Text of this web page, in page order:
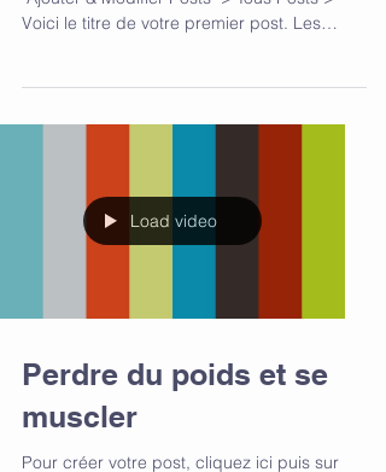
Pour créer votre post, cliquez ici puis sur
blogs...
Perdre du poids et se
muscler